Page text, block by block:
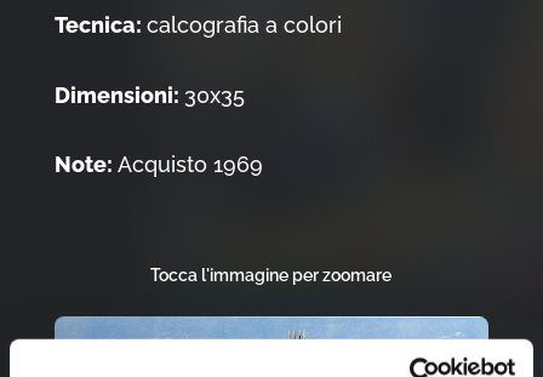
Tecnica: calcografia a colori
Dimensioni: 30x35
Note: Acquisto 1969
Tocca l'immagine per zoomare